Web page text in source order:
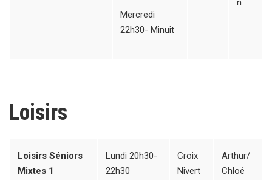
Mercredi
22h30- Minuit
n
Loisirs
Loisirs Séniors
Mixtes 1
Lundi 20h30-
22h30
Croix
Nivert
Arthur/
Chloé